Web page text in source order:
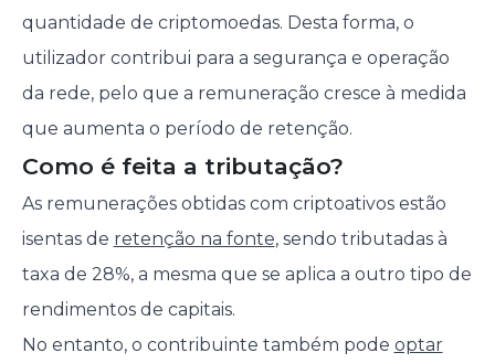
quantidade de criptomoedas. Desta forma, o
utilizador contribui para a segurança e operação
da rede, pelo que a remuneração cresce à medida
que aumenta o período de retenção.
Como é feita a tributação?
As remunerações obtidas com criptoativos estão
isentas de retenção na fonte, sendo tributadas à
taxa de 28%, a mesma que se aplica a outro tipo de
rendimentos de capitais.
No entanto, o contribuinte também pode optar